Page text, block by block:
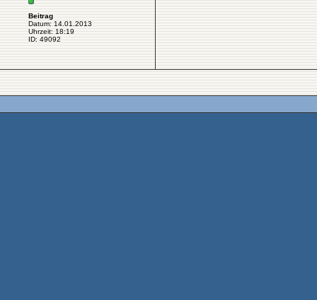
Beitrag
Datum: 14.01.2013
Uhrzeit: 18:19
ID: 49092